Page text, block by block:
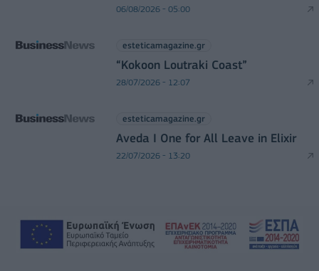
06/08/2026 - 05:00
esteticamagazine.gr
“Kokoon Loutraki Coast”
28/07/2026 - 12:07
esteticamagazine.gr
Aveda I One for All Leave in Elixir
22/07/2026 - 13:20